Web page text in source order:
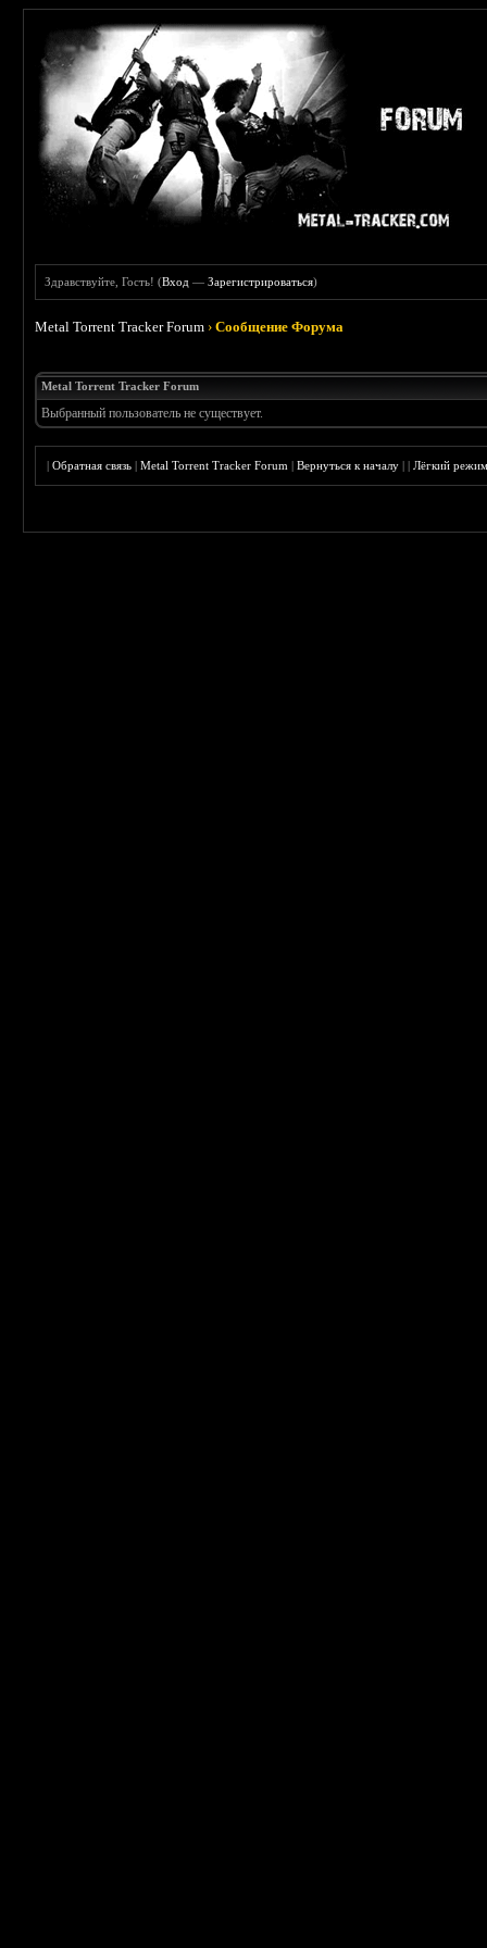
Здравствуйте, Гость! (Вход —Зарегистрироваться)
Metal Torrent Tracker Forum ›Сообщение Форума
Metal Torrent Tracker Forum
Выбранный пользователь не существует.
|Обратная связь |Metal Torrent Tracker Forum |Вернуться к началу ||Лёгкий